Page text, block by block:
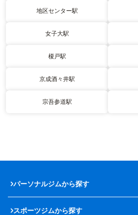
地区センター駅
女子大駅
榎戸駅
京成酒々井駅
宗吾参道駅
パーソナルジムから探す
スポーツジムから探す